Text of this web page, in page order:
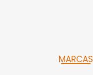
MARCAS